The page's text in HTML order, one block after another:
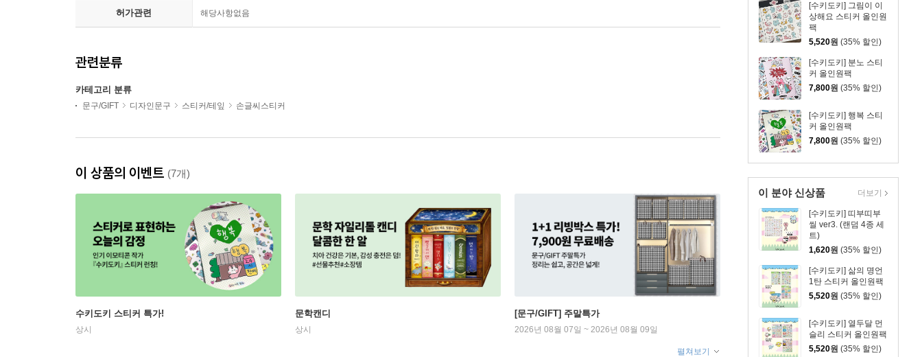
[수키도키] 그림이 이
상해요 스티커 올인원
팩
5,520원 (35% 할인)
[수키도키] 분노 스티
커 올인원팩
7,800원 (35% 할인)
[수키도키] 행복 스티
커 올인원팩
7,800원 (35% 할인)
이 분야 신상품
[수키도키] 띠부띠부
씰 ver3. (랜덤 4종 세
트)
1,620원 (35% 할인)
[수키도키] 삶의 명언
1탄 스티커 올인원팩
5,520원 (35% 할인)
[수키도키] 열두달 먼
슬리 스티커 올인원팩
5,520원 (35% 할인)
더보기
허가관련 해당사항없음
관련분류
카테고리 분류
문구/GIFT 디자인문구 스티커/테잎 손글씨스티커
이 상품의 이벤트 (7개)
수키도키 스티커 특가!
상시
문학캔디
상시
[문구/GIFT] 주말특가
2026년 08월 07일 ~ 2026년 08월 09일
펼쳐보기